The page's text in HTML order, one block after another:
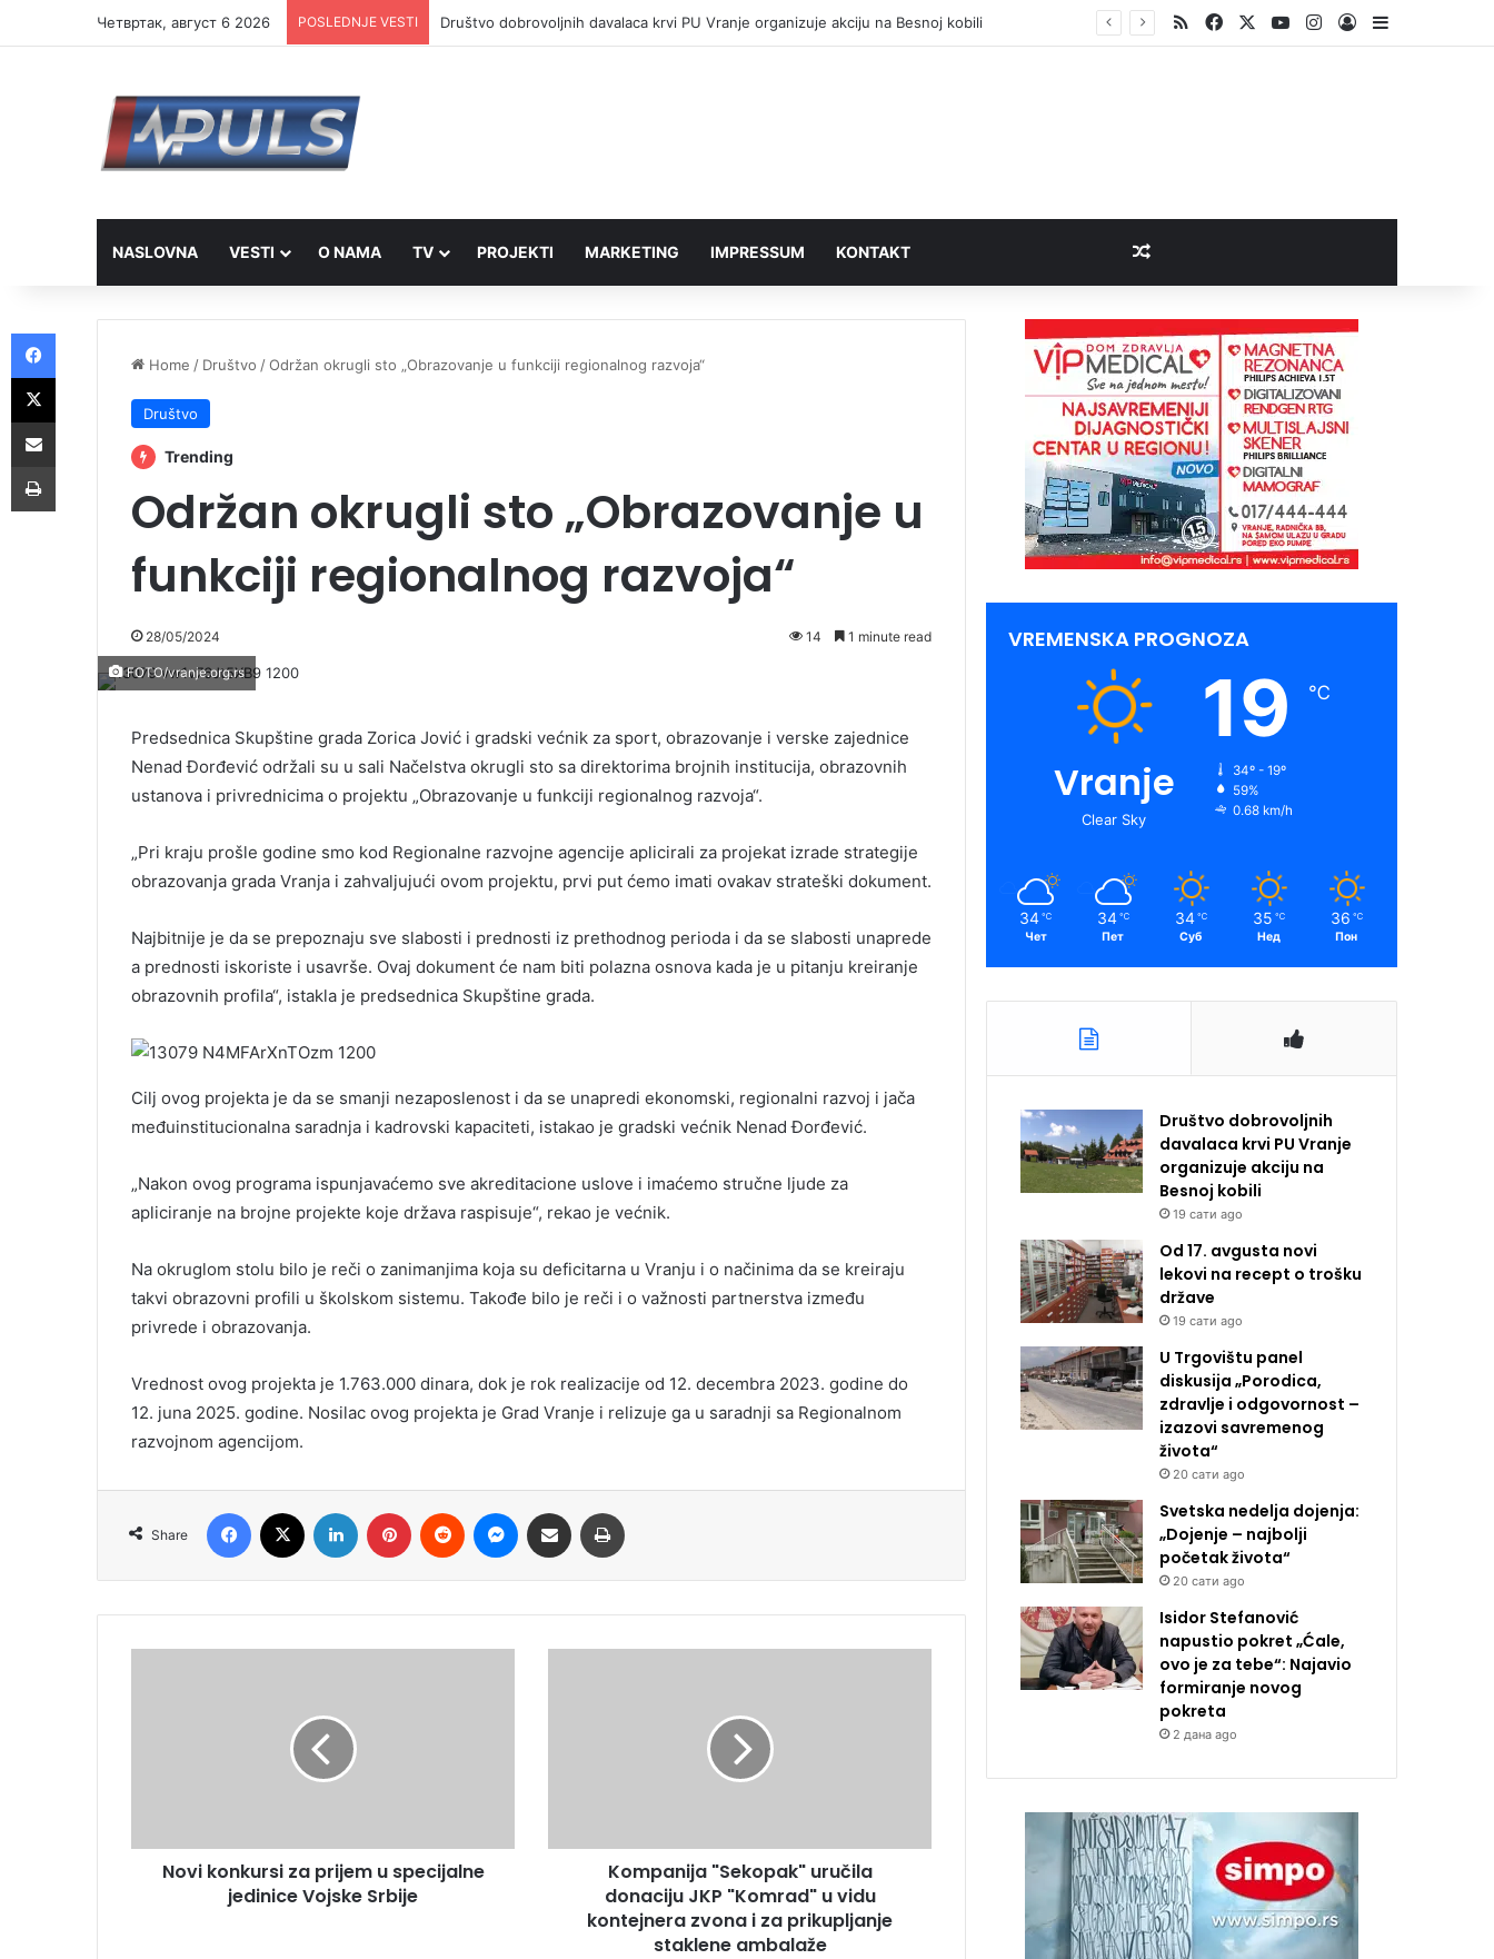
Четвртак, август 6 2026 POSLEDNJE VESTI Društvo dobrovoljnih davalaca krvi PU Vranje organizuje akciju na Besnoj kobili RSSFacebookYouTubeInstagram
Log InSidebar
NASLOVNA VESTI O NAMA TV PROJEKTI MARKETING IMPRESSUM KONTAKT Random Article
Home / Društvo /Održan okrugli sto „Obrazovanje u funkciji regionalnog razvoja“
Društvo
Trending
Održan okrugli sto „Obrazovanje u
funkciji regionalnog razvoja“
28/05/2024 14 1 minute read
FOTO/vranje.org.rs
Predsednica Skupštine grada Zorica Jović i gradski većnik za sport, obrazovanje i verske zajednice
Nenad Đorđević održali su u sali Načelstva okrugli sto sa direktorima brojnih institucija, obrazovnih
ustanova i privrednicima o projektu „Obrazovanje u funkciji regionalnog razvoja“.
„Pri kraju prošle godine smo kod Regionalne razvojne agencije aplicirali za projekat izrade strategije
obrazovanja grada Vranja i zahvaljujući ovom projektu, prvi put ćemo imati ovakav strateški dokument.
Najbitnije je da se prepoznaju sve slabosti i prednosti iz prethodnog perioda i da se slabosti unaprede
a prednosti iskoriste i usavrše. Ovaj dokument će nam biti polazna osnova kada je u pitanju kreiranje
obrazovnih profila“, istakla je predsednica Skupštine grada.
Cilj ovog projekta je da se smanji nezaposlenost i da se unapredi ekonomski, regionalni razvoj i jača
međuinstitucionalna saradnja i kadrovski kapaciteti, istakao je gradski većnik Nenad Đorđević.
„Nakon ovog programa ispunjavaćemo sve akreditacione uslove i imaćemo stručne ljude za
apliciranje na brojne projekte koje država raspisuje“, rekao je većnik.
Na okruglom stolu bilo je reči o zanimanjima koja su deficitarna u Vranju i o načinima da se kreiraju
takvi obrazovni profili u školskom sistemu. Takođe bilo je reči i o važnosti partnerstva između
privrede i obrazovanja.
Vrednost ovog projekta je 1.763.000 dinara, dok je rok realizacije od 12. decembra 2023. godine do
12. juna 2025. godine. Nosilac ovog projekta je Grad Vranje i relizuje ga u saradnji sa Regionalnom
razvojnom agencijom.
Share
Facebook LinkedIn Pinterest Reddit Messenger
Share via Email
Novi konkursi za prijem u specijalne
jedinice Vojske Srbije
Kompanija "Sekopak" uručila
donaciju JKP "Komrad" u vidu
kontejnera zvona i za prikupljanje
staklene ambalaže
VREMENSKA PROGNOZA
Vranje
Clear Sky
19 ℃
34º - 19º
59%
0.68 km/h
34 ℃
Чет
34 ℃
Пет
34 ℃
Суб
35 ℃
Нед
36 ℃
Пон
Društvo dobrovoljnih
davalaca krvi PU Vranje
organizuje akciju na
Besnoj kobili
19 сати ago
Od 17. avgusta novi
lekovi na recept o trošku
države
19 сати ago
U Trgovištu panel
diskusija „Porodica,
zdravlje i odgovornost –
izazovi savremenog
života“
20 сати ago
Svetska nedelja dojenja:
„Dojenje – najbolji
početak života“
20 сати ago
Isidor Stefanović
napustio pokret „Ćale,
ovo je za tebe“: Najavio
formiranje novog
pokreta
2 дана ago
Facebook
X
Share via Email